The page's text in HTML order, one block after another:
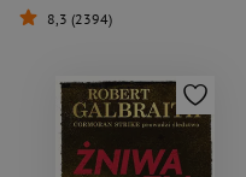
8,3 (2394)